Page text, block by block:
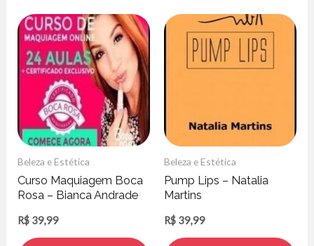
Beleza e Estética
Curso Maquiagem Boca
Rosa – Bianca Andrade
R$ 39,99
Beleza e Estética
Pump Lips – Natalia
Martins
R$ 39,99